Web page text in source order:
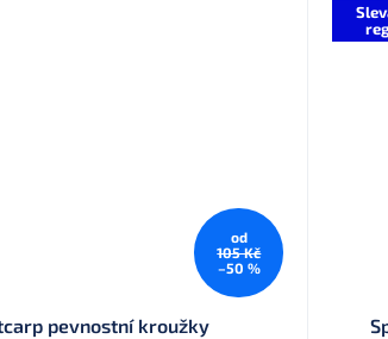
od
105 Kč
–50 %
pevnostní kroužky